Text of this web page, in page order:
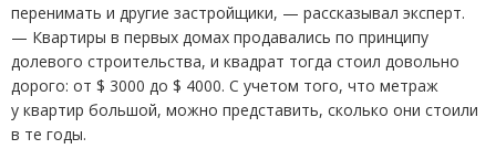
перенимать и другие застройщики, — рассказывал эксперт.
— Квартиры в первых домах продавались по принципу
долевого строительства, и квадрат тогда стоил довольно
дорого: от $ 3000 до $ 4000. С учетом того, что метраж
у квартир большой, можно представить, сколько они стоили
в те годы.